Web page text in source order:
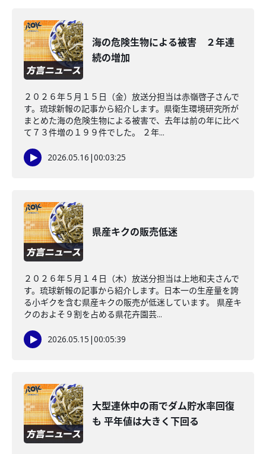
海の危険生物による被害 ２年連
続の増加
２０２６年５月１５日（金）放送分担当は赤嶺啓子さんで
す。琉球新報の記事から紹介します。県衛生環境研究所が
まとめた海の危険生物による被害で、去年は前の年に比べ
て７３件増の１９９件でした。 ２年...
2026.05.16 |00:03:25
県産キクの販売低迷
２０２６年５月１４日（木）放送分担当は上地和夫さんで
す。琉球新報の記事から紹介します。日本一の生産量を誇
る小ギクを含む県産キクの販売が低迷しています。 県産キ
クのおよそ９割を占める県花卉園芸...
2026.05.15 |00:05:39
大型連休中の雨でダム貯水率回復
も 平年値は大きく下回る